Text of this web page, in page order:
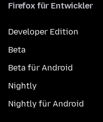
Firefox für Entwickler
Developer Edition
Beta
Beta für Android
Nightly
Nightly für Android